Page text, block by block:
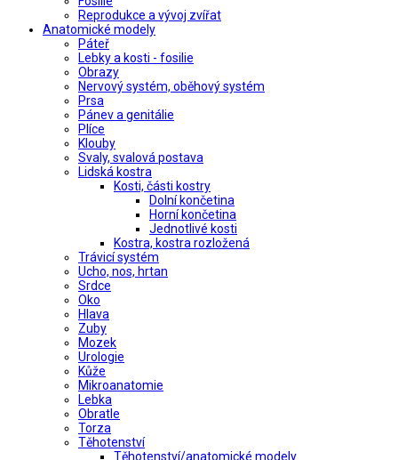
Reprodukce a vývoj zvířat
Anatomické modely
Páteř
Lebky a kosti - fosilie
Obrazy
Nervový systém, oběhový systém
Prsa
Pánev a genitálie
Plíce
Klouby
Svaly, svalová postava
Lidská kostra
Kosti, části kostry
Dolní končetina
Horní končetina
Jednotlivé kosti
Kostra, kostra rozložená
Trávicí systém
Ucho, nos, hrtan
Srdce
Oko
Hlava
Zuby
Mozek
Urologie
Kůže
Mikroanatomie
Lebka
Obratle
Torza
Těhotenství
Těhotenství/anatomické modely